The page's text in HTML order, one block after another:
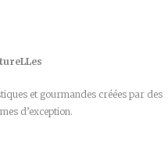
et gourmandes créées par des
d’exception.